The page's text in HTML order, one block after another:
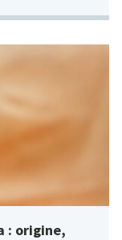
: origine,